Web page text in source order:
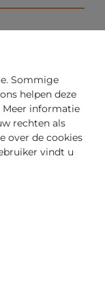
Sommige
helpen deze
Meer informatie
rechten als
over de cookies
vindt u